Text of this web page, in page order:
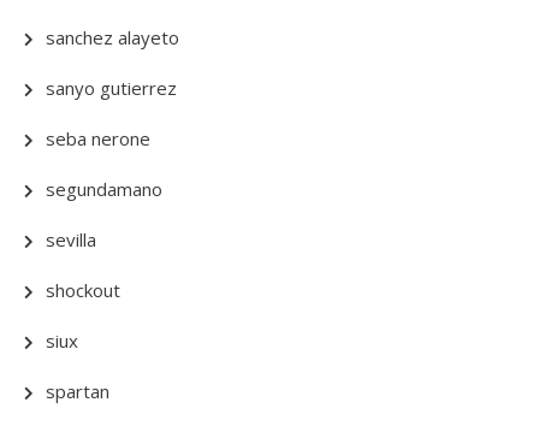
sanchez alayeto
sanyo gutierrez
seba nerone
segundamano
sevilla
shockout
siux
spartan